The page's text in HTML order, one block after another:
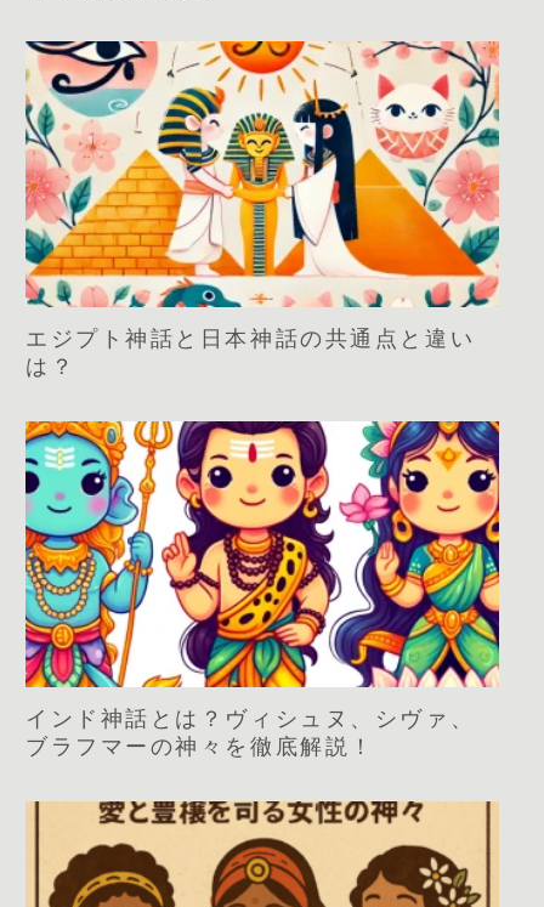
エジプト神話と日本神話の共通点と違い
は？
インド神話とは？ヴィシュヌ、シヴァ、
ブラフマーの神々を徹底解説！